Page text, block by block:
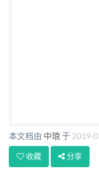
本文档由 中琅 于 2019-
收藏 分享